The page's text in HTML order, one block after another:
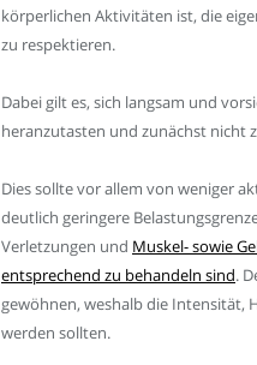
körperlichen Aktivitäten ist, die
zu respektieren.
Dabei gilt es, sich langsam und
heranzutasten und zunächst nicht
Dies sollte vor allem von weniger
deutlich geringere
Verletzungen und Muskel- sowie
entsprechend zu behandeln sind.
gewöhnen, weshalb die Intensität,
werden sollten.